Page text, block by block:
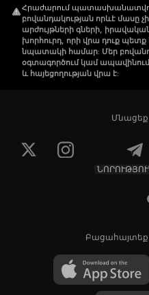
Հրաժարում
բովանդակության որևէ մասը
արժույթների գների,
խորհուրդ, որի վրա դուք
նպատակի համար: Մեր
օգտագործում կամ
և հայեցողության վրա է:
Բացահայտեք